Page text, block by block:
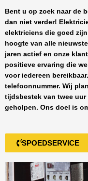
Bent u op zoek naar de
dan niet verder!
elektriciens die goed
hoogte van alle
jaren actief en onze
positieve ervaring die
voor iedereen
telefoonnummer. Wij
tijdsbestek van twee
geholpen. Ons doel is
SPOEDSERVICE